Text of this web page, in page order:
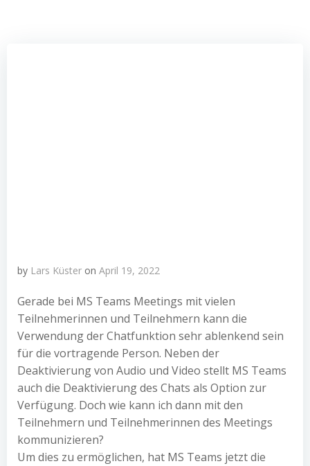
by Lars Küster on April 19, 2022
Gerade bei MS Teams Meetings mit vielen
Teilnehmerinnen und Teilnehmern kann die
Verwendung der Chatfunktion sehr ablenkend sein
für die vortragende Person. Neben der
Deaktivierung von Audio und Video stellt MS Teams
auch die Deaktivierung des Chats als Option zur
Verfügung. Doch wie kann ich dann mit den
Teilnehmern und Teilnehmerinnen des Meetings
kommunizieren?
Um dies zu ermöglichen, hat MS Teams jetzt die